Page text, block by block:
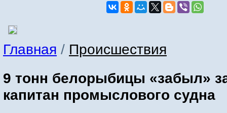
Главная / Происшествия
9 тонн белорыбицы «забыл»
капитан промыслового судна